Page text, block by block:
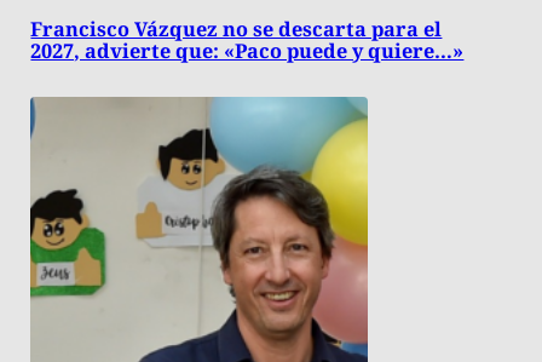
Francisco Vázquez no se descarta para el
2027, advierte que: «Paco puede y quiere…»